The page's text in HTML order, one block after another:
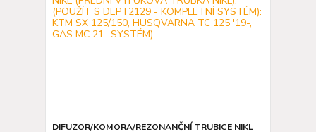
DIFUZOR/KOMORA/REZONANČNÍ TRUBICE NIKL